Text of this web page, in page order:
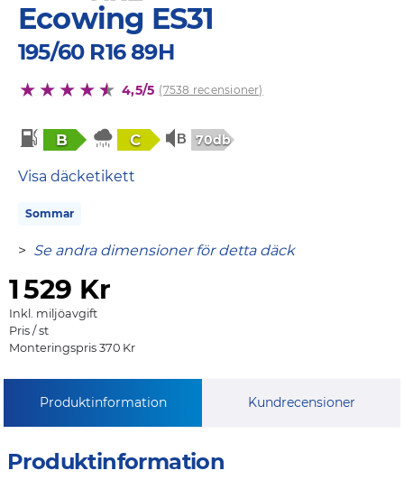
Ecowing ES31
195/60 R16 89H
4,5/5 (7538 recensioner)
B C 70db
Visa däcketikett
Sommar
> Se andra dimensioner för detta däck
1529 Kr
Inkl. miljöavgift
Pris / st
Monteringspris 370 Kr
Produktinformation Kundrecensioner
Produktinformation